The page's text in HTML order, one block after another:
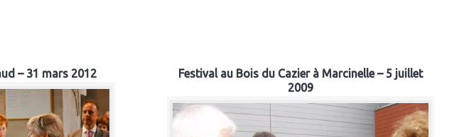
– 31 mars 2012
Festival au Bois du Cazier à Marcinelle – 5 juillet
2009